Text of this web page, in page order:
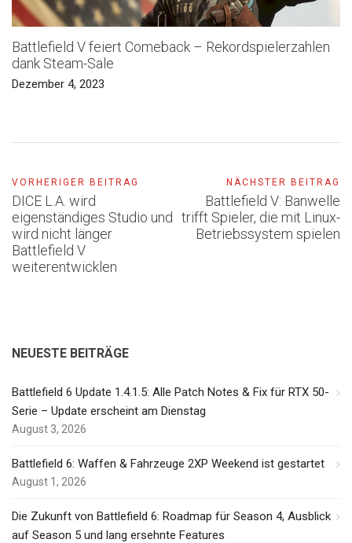
Battlefield V feiert Comeback – Rekordspielerzahlen
dank Steam-Sale
Dezember 4, 2023
VORHERIGER BEITRAG
DICE L.A. wird
eigenständiges Studio und
wird nicht länger
Battlefield V
weiterentwicklen
NÄCHSTER BEITRAG
Battlefield V: Banwelle
trifft Spieler, die mit Linux-
Betriebssystem spielen
NEUESTE BEITRÄGE
Battlefield 6 Update 1.4.1.5: Alle Patch Notes & Fix für RTX 50-
Serie – Update erscheint am Dienstag
August 3, 2026
Battlefield 6: Waffen & Fahrzeuge 2XP Weekend ist gestartet
August 1, 2026
Die Zukunft von Battlefield 6: Roadmap für Season 4, Ausblick
auf Season 5 und lang ersehnte Features